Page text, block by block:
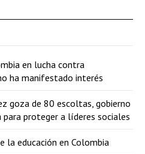
en lucha contra
ha manifestado interés
goza de 80 escoltas, gobierno
para proteger a líderes sociales
la educación en Colombia